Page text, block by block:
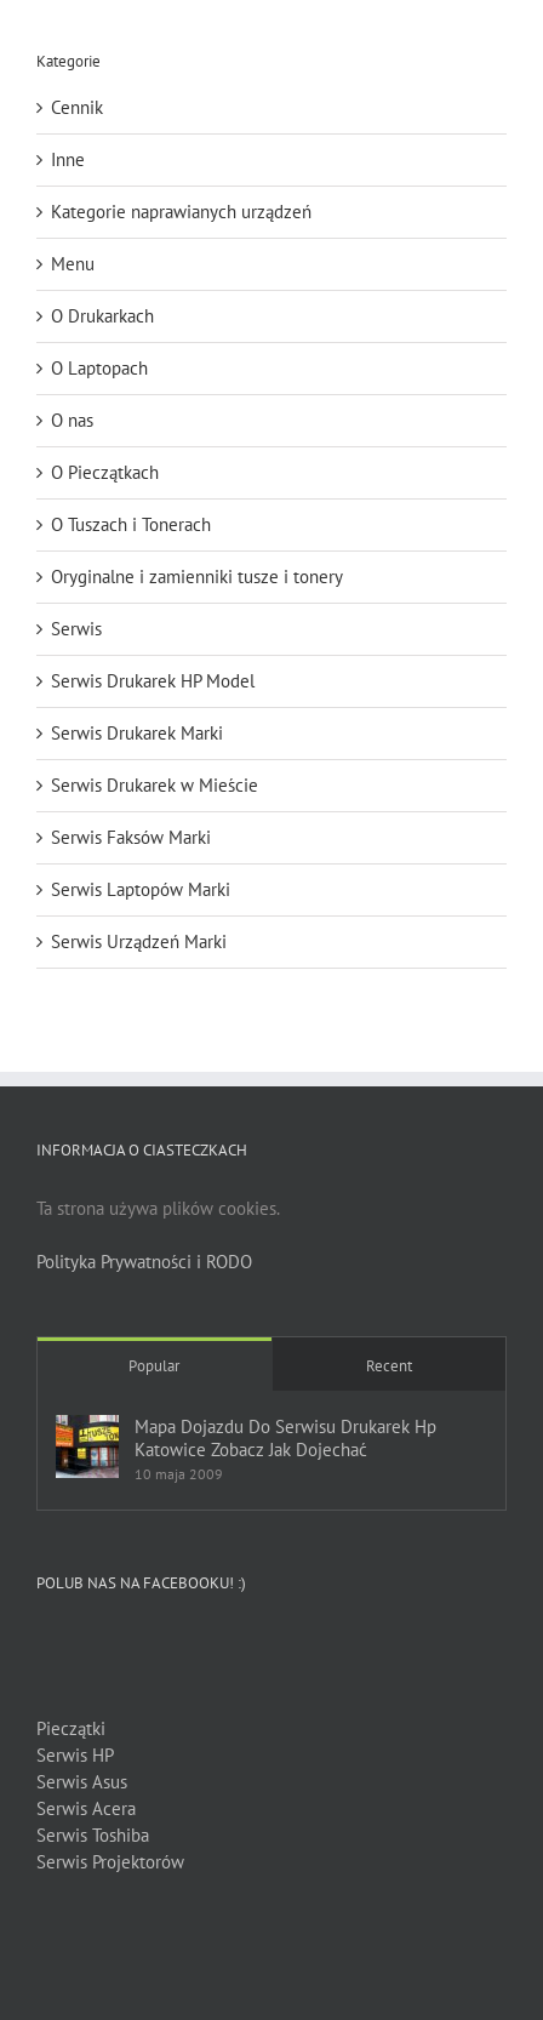
Kategorie
Cennik
Inne
Kategorie naprawianych urządzeń
Menu
O Drukarkach
O Laptopach
O nas
O Pieczątkach
O Tuszach i Tonerach
Oryginalne i zamienniki tusze i tonery
Serwis
Serwis Drukarek HP Model
Serwis Drukarek Marki
Serwis Drukarek w Mieście
Serwis Faksów Marki
Serwis Laptopów Marki
Serwis Urządzeń Marki
INFORMACJA O CIASTECZKACH
Ta strona używa plików cookies.
Polityka Prywatności i RODO
Popular Recent
Mapa Dojazdu Do Serwisu Drukarek Hp
Katowice Zobacz Jak Dojechać
10 maja 2009
POLUB NAS NA FACEBOOKU! :)
Pieczątki
Serwis HP
Serwis Asus
Serwis Acera
Serwis Toshiba
Serwis Projektorów